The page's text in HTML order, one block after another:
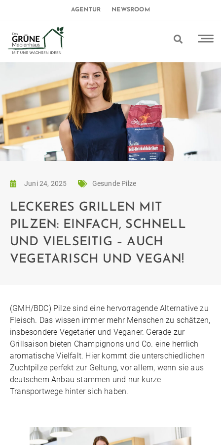
AGENTUR NEWSROOM
Juni 24, 2025 Gesunde Pilze
LECKERES GRILLEN MIT
PILZEN: EINFACH, SCHNELL
UND VIELSEITIG – AUCH
VEGETARISCH UND VEGAN!
(GMH/BDC) Pilze sind eine hervorragende Alternative zu
Fleisch. Das wissen immer mehr Menschen zu schätzen,
insbesondere Vegetarier und Veganer. Gerade zur
Grillsaison bieten Champignons und Co. eine herrlich
aromatische Vielfalt. Hier kommt die unterschiedlichen
Zuchtpilze perfekt zur Geltung, vor allem, wenn sie aus
deutschem Anbau stammen und nur kurze
Transportwege hinter sich haben.